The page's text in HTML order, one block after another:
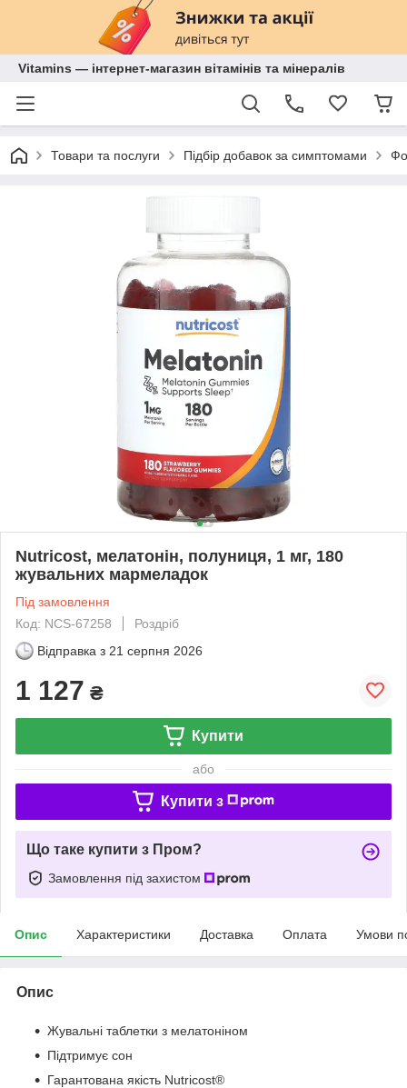
Vitamins — інтернет-магазин вітамінів та мінералів
Товари та послуги Підбір добавок за симптомами
Nutricost, мелатонін, полуниця, 1 мг, 180
жувальних мармеладок
Під замовлення
Код: NCS-67258
Роздріб
Відправка з 21 серпня 2026
1 127 ₴
Купити
або
Купити з
Що таке купити з Пром?
Замовлення під захистом
Опис Характеристики Доставка Оплата Умови
Опис
Жувальні таблетки з мелатоніном
Підтримує сон
Гарантована якість Nutricost®